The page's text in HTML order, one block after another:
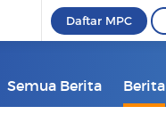
Daftar MPC
Semua Berita Berita